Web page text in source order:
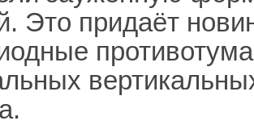
Это придаёт